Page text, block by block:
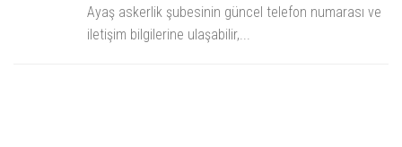
Ayaş askerlik şubesinin güncel telefon numarası ve
iletişim bilgilerine ulaşabilir,...